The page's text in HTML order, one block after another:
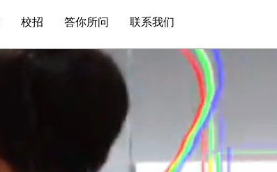
校招 答你所问 联系我们